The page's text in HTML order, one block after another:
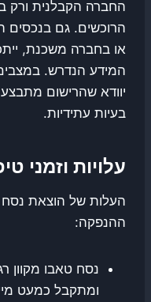
החברה הקבלנית ורק
הרוכשים. גם בנכסים
או בחברה משכנת,
המידע הנדרש.
יוודא שהרישום
בעיות עתידיות.
עלויות וזמני
העלות של הוצאת
ההנפקה:
ומתקבל כמעט